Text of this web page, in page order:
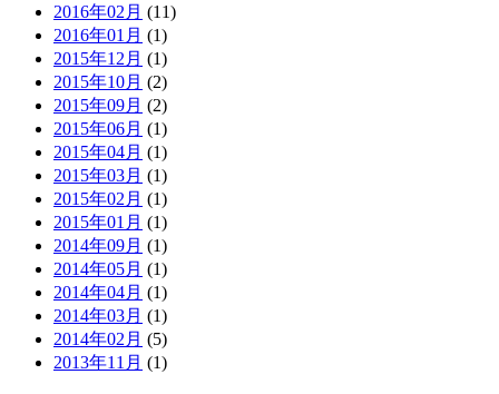
2016年02月 (11)
2016年01月 (1)
2015年12月 (1)
2015年10月 (2)
2015年09月 (2)
2015年06月 (1)
2015年04月 (1)
2015年03月 (1)
2015年02月 (1)
2015年01月 (1)
2014年09月 (1)
2014年05月 (1)
2014年04月 (1)
2014年03月 (1)
2014年02月 (5)
2013年11月 (1)